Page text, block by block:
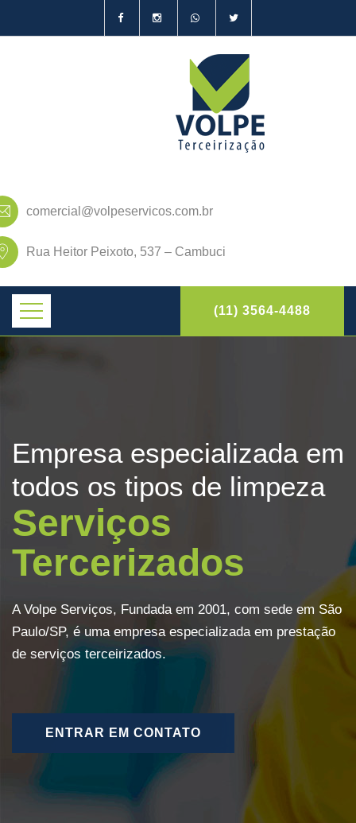
comercial@volpeservicos.com.br
Rua Heitor Peixoto, 537 – Cambuci
(11) 3564-4488
Empresa especializada em
todos os tipos de limpeza
Serviços
Tercerizados
A Volpe Serviços, Fundada em 2001, com sede em São
Paulo/SP, é uma empresa especializada em prestação
de serviços terceirizados.
ENTRAR EM CONTATO